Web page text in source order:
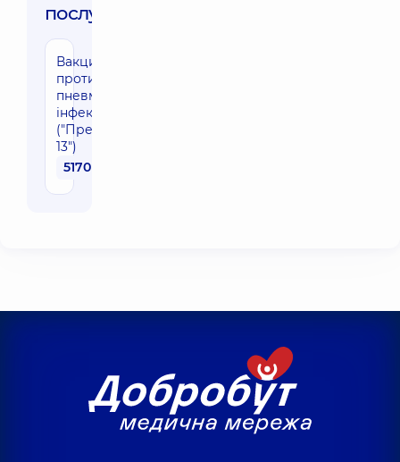
послуги:
Вакцинація
проти
пневмококової
інфекції
("Превенар
13")
5170 грн